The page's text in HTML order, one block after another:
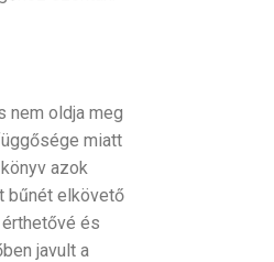
nem oldja meg
miatt
azok
bűnét elkövető
és
javult a